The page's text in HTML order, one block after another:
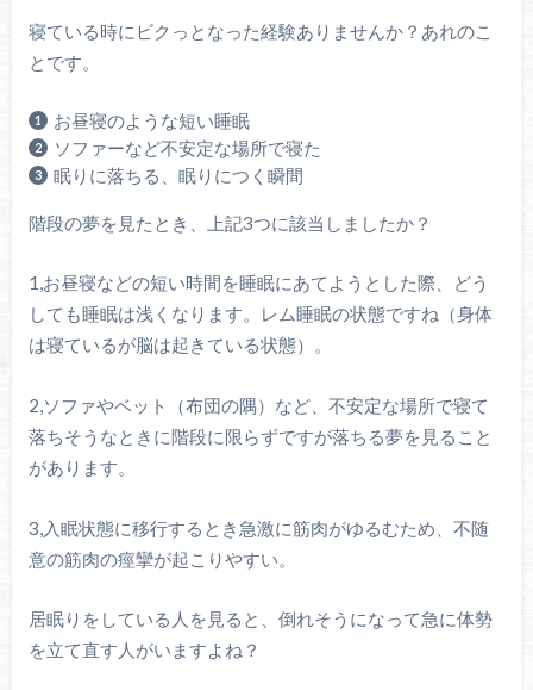
寝ている時にビクっとなった経験ありませんか？あれのこ
とです。
お昼寝のような短い睡眠
ソファーなど不安定な場所で寝た
眠りに落ちる、眠りにつく瞬間
階段の夢を見たとき、上記3つに該当しましたか？
1,お昼寝などの短い時間を睡眠にあてようとした際、どう
しても睡眠は浅くなります。レム睡眠の状態ですね（身体
は寝ているが脳は起きている状態）。
2,ソファやベット（布団の隅）など、不安定な場所で寝て
落ちそうなときに階段に限らずですが落ちる夢を見ること
があります。
3,入眠状態に移行するとき急激に筋肉がゆるむため、不随
意の筋肉の痙攣が起こりやすい。
居眠りをしている人を見ると、倒れそうになって急に体勢
を立て直す人がいますよね？